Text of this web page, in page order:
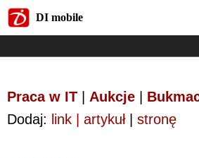
DI mobile
Praca w IT Aukcje
Dodaj: link | artykuł| stronę
DI mobile